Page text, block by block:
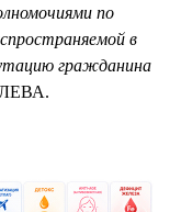
по
в
гражданина